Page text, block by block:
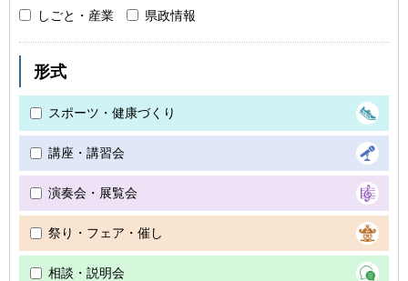
しごと・産業 県政情報
形式
スポーツ・健康づくり
講座・講習会
演奏会・展覧会
祭り・フェア・催し
相談・説明会